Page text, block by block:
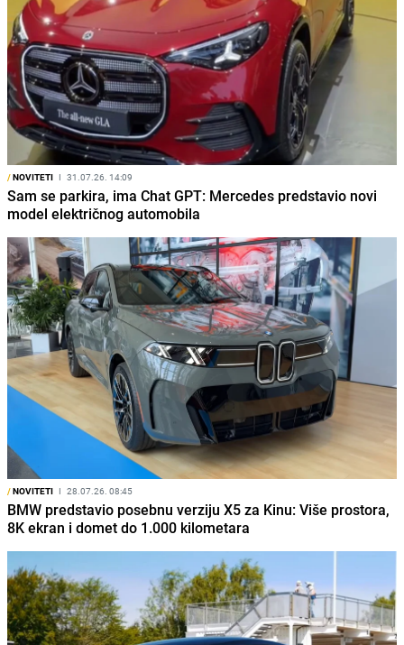
/NOVITETI I 31.07.26. 14:09
Sam se parkira, ima Chat GPT: Mercedes predstavio novi
model električnog automobila
/NOVITETI I 28.07.26. 08:45
BMW predstavio posebnu verziju X5 za Kinu: Više prostora,
8K ekran i domet do 1.000 kilometara